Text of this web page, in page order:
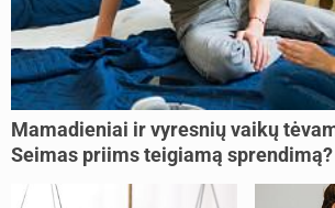
Mamadieniai ir vyresnių vaikų
Seimas priims teigiamą sprendimą?